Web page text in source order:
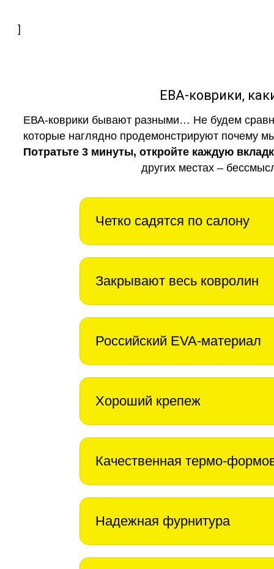
]
ЕВА-коврики,
ЕВА-коврики бывают разными… Не будем
которые наглядно продемонстрируют почему
Потратьте 3 минуты, откройте каждую
других местах –
Четко садятся по салону
Закрывают весь ковролин
Российский EVA-материал
Хороший крепеж
Качественная термо-
Надежная фурнитура